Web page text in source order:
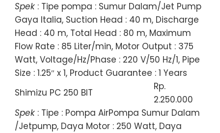
Spek : Tipe pompa : Sumur Dalam/Jet Pump
Gaya Italia, Suction Head : 40 m, Discharge
Head : 40 m, Total Head : 80 m, Maximum
Flow Rate : 85 Liter/min, Motor Output : 375
Watt, Voltage/Hz/Phase : 220 V/50 Hz/1, Pipe
Size : 1.25″ x 1, Product Guarantee : 1 Years
Shimizu PC 250 BIT
Rp.
2.250.000
Spek : Tipe : Pompa AirPompa Sumur Dalam
/Jetpump, Daya Motor : 250 Watt, Daya